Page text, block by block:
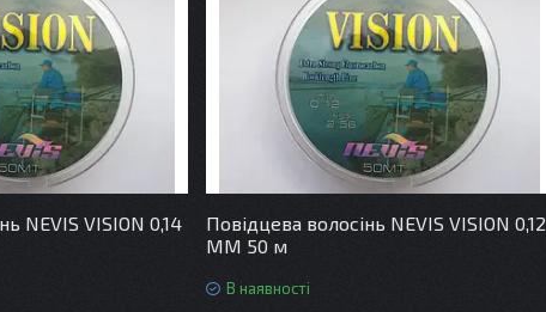
NEVIS VISION 0,14
Повідцева волосінь NEVIS VISION 0,12
MM 50 м
В наявності